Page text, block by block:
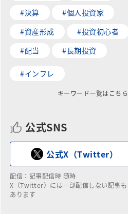
#決算
#個人投資家
#資産形成
#投資初心者
#配当
#長期投資
#インフレ
キーワード一覧はこちら
公式SNS
公式X（Twitter）
配信：記事配信時 随時
X（Twitter）には一部配信しない記事も
あります